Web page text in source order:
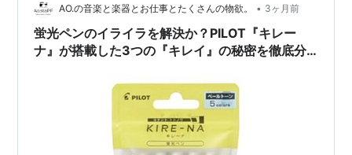
スーツケースを床に倒して広げる必要がなく、上…
AO.の音楽と楽器とお仕事とたくさんの物欲。 • 3ヶ月前
蛍光ペンのイライラを解決か？PILOT『キレー
ナ』が搭載した3つの『キレイ』の秘密を徹底分